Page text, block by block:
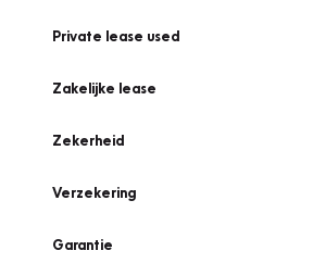
Private lease used
Zakelijke lease
Zekerheid
Verzekering
Garantie